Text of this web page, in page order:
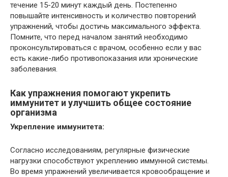
течение 15-20 минут каждый день. Постепенно
повышайте интенсивность и количество повторений
упражнений, чтобы достичь максимального эффекта.
Помните, что перед началом занятий необходимо
проконсультироваться с врачом, особенно если у вас
есть какие-либо противопоказания или хронические
заболевания.
Как упражнения помогают укрепить
иммунитет и улучшить общее состояние
организма
Укрепление иммунитета:
Согласно исследованиям, регулярные физические
нагрузки способствуют укреплению иммунной системы.
Во время упражнений увеличивается кровообращение и